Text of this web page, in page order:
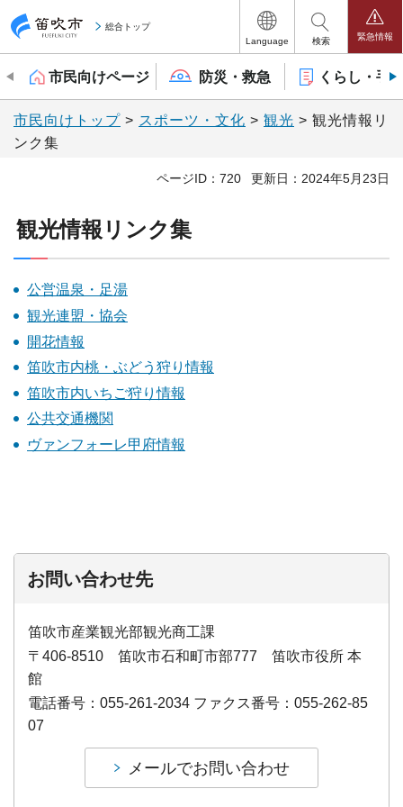
笛吹市
総合トップ
Language
検索 緊急情報
市民向けページ 防災・救急 くらし・手
市民向けトップ > スポーツ・文化 > 観光 > 観光情報リ
ンク集
ページID：720 更新日：2024年5月23日
観光情報リンク集
公営温泉・足湯
観光連盟・協会
開花情報
笛吹市内桃・ぶどう狩り情報
笛吹市内いちご狩り情報
公共交通機関
ヴァンフォーレ甲府情報
お問い合わせ先
笛吹市産業観光部観光商工課
〒406-8510 笛吹市石和町市部777 笛吹市役所 本
館
電話番号：055-261-2034 ファクス番号：055-262-85
07